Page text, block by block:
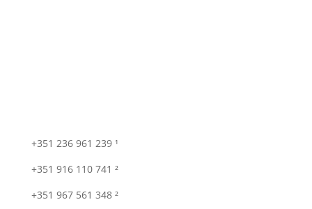
+351 236 961 239 ¹
+351 916 110 741 ²
+351 967 561 348 ²